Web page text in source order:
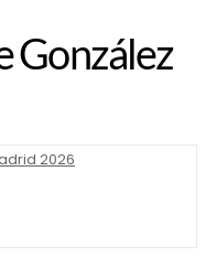
2026
González